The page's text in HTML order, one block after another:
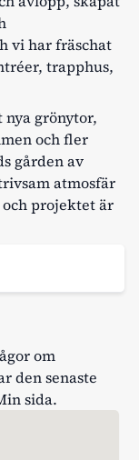
vi har fräschat
trapphus,
nya grönytor,
och fler
gården av
atmosfär
projektet är
om
den senaste
sida.